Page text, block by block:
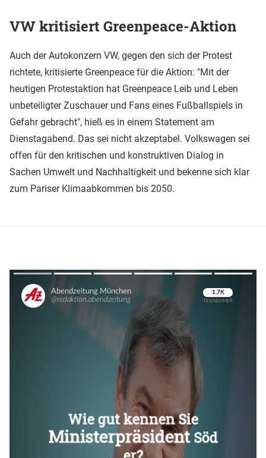
VW kritisiert Greenpeace-Aktion
Auch der Autokonzern VW, gegen den sich der Protest
richtete, kritisierte Greenpeace für die Aktion: "Mit der
heutigen Protestaktion hat Greenpeace Leib und Leben
unbeteiligter Zuschauer und Fans eines Fußballspiels in
Gefahr gebracht", hieß es in einem Statement am
Dienstagabend. Das sei nicht akzeptabel. Volkswagen sei
offen für den kritischen und konstruktiven Dialog in
Sachen Umwelt und Nachhaltigkeit und bekenne sich klar
zum Pariser Klimaabkommen bis 2050.
Überspringen
Überspringen